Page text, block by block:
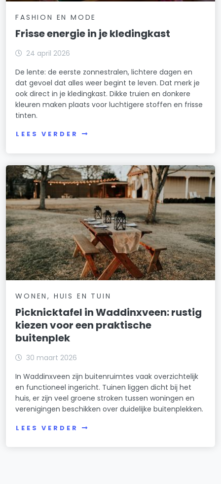
FASHION EN MODE
Frisse energie in je kledingkast
24 april 2026
De lente: de eerste zonnestralen, lichtere dagen en
dat gevoel dat alles weer begint te leven. Dat merk je
ook direct in je kledingkast. Dikke truien en donkere
kleuren maken plaats voor luchtigere stoffen en frisse
tinten.
LEES VERDER
WONEN, HUIS EN TUIN
Picknicktafel in Waddinxveen: rustig
kiezen voor een praktische
buitenplek
30 maart 2026
In Waddinxveen zijn buitenruimtes vaak overzichtelijk
en functioneel ingericht. Tuinen liggen dicht bij het
huis, er zijn veel groene stroken tussen woningen en
verenigingen beschikken over duidelijke buitenplekken.
LEES VERDER